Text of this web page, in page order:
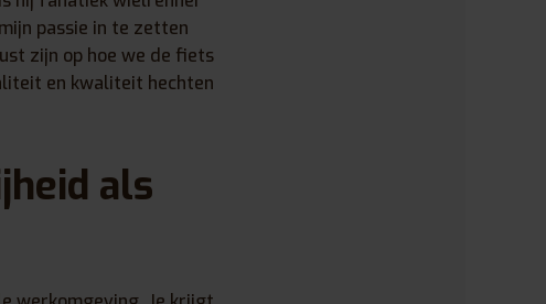
passie in te zetten
zijn op hoe we de fiets
en kwaliteit hechten
als